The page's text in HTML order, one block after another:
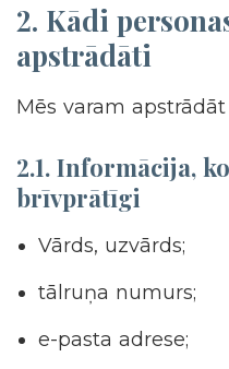
2. Kādi
apstrādāti
Mēs varam
2.1. Informācija,
brīvprātīgi
Vārds, uzvārds;
tālruņa numurs;
e-pasta adrese;